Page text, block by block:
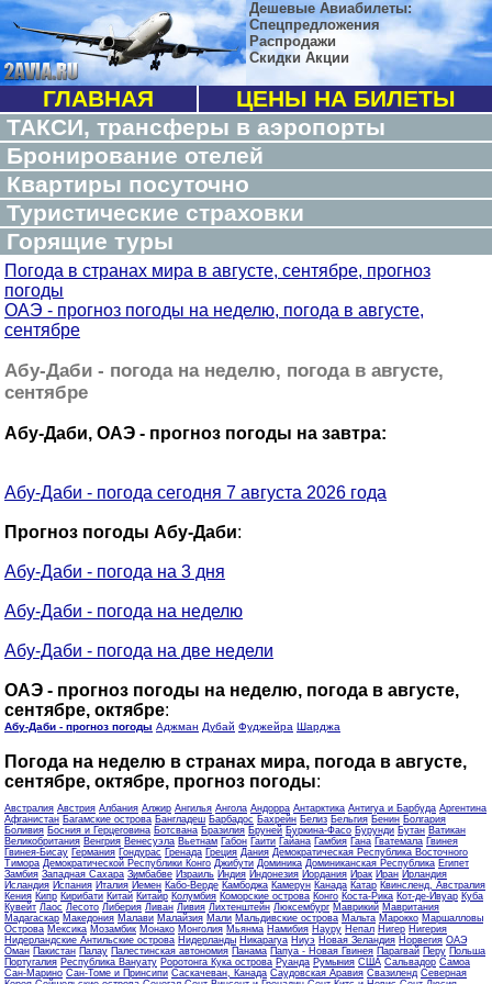
Дешевые Авиабилеты:
Спецпредложения
Распродажи
Скидки Акции
ГЛАВНАЯ
ЦЕНЫ НА БИЛЕТЫ
ТАКСИ, трансферы в аэропорты
Бронирование отелей
Квартиры посуточно
Туристические страховки
Горящие туры
Погода в странах мира в августе, сентябре, прогноз
погоды
ОАЭ - прогноз погоды на неделю, погода в августе,
сентябре
Абу-Даби - погода на неделю, погода в августе,
сентябре
Абу-Даби, ОАЭ - прогноз погоды на завтра:
Абу-Даби - погода сегодня 7 августа 2026 года
Прогноз погоды Абу-Даби:
Абу-Даби - погода на 3 дня
Абу-Даби - погода на неделю
Абу-Даби - погода на две недели
ОАЭ - прогноз погоды на неделю, погода в августе,
сентябре, октябре:
Абу-Даби - прогноз погоды Аджман Дубай Фуджейра Шарджа
Погода на неделю в странах мира, погода в августе,
сентябре, октябре, прогноз погоды:
Австралия Австрия Албания Алжир Ангилья Ангола Андорра Антарктика Антигуа и Барбуда Аргентина
Афганистан Багамские острова Бангладеш Барбадос Бахрейн Белиз Бельгия Бенин Болгария
Боливия Босния и Герцеговина Ботсвана Бразилия Бруней Буркина-Фасо Бурунди Бутан Ватикан
Великобритания Венгрия Венесуэла Вьетнам Габон Гаити Гайана Гамбия Гана Гватемала Гвинея
Гвинея-Бисау Германия Гондурас Гренада Греция Дания Демократическая Республика Восточного
Тимора Демократической Республики Конго Джибути Доминика Доминиканская Республика Египет
Замбия Западная Сахара Зимбабве Израиль Индия Индонезия Иордания Ирак Иран Ирландия
Исландия Испания Италия Йемен Кабо-Верде Камбоджа Камерун Канада Катар Квинсленд, Австралия
Кения Кипр Кирибати Китай Китайр Колумбия Коморские острова Конго Коста-Рика Кот-де-Ивуар Куба
Кувейт Лаос Лесото Либерия Ливан Ливия Лихтенштейн Люксембург Маврикий Мавритания
Мадагаскар Македония Малави Малайзия Мали Мальдивские острова Мальта Марокко Маршалловы
Острова Мексика Мозамбик Монако Монголия Мьянма Намибия Науру Непал Нигер Нигерия
Нидерландские Антильские острова Нидерланды Никарагуа Ниуэ Новая Зеландия Норвегия ОАЭ
Оман Пакистан Палау Палестинская автономия Панама Папуа - Новая Гвинея Парагвай Перу Польша
Португалия Республика Вануату Роротонга Кука острова Руанда Румыния США Сальвадор Самоа
Сан-Марино Сан-Томе и Принсипи Саскачеван, Канада Саудовская Аравия Свазиленд Северная